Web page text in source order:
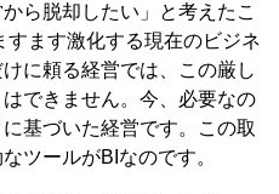
ら脱却したい」と考えたこ
すます激化する現在のビジネ
に頼る経営では、この厳し
できません。今、必要なの
基づいた経営です。この取
ツールがBIなのです。